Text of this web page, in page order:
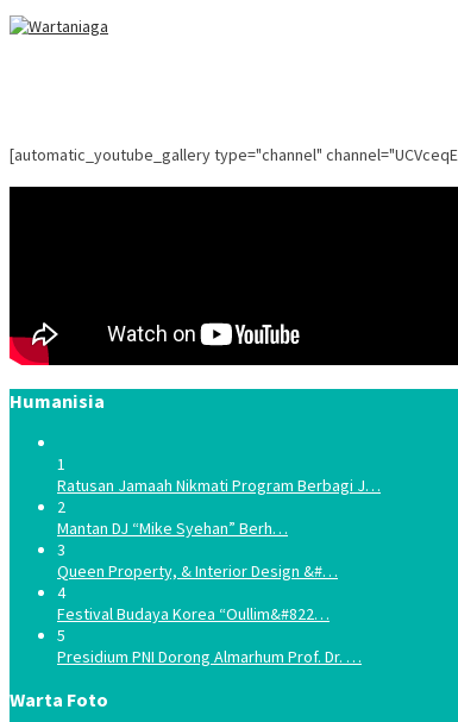
[automatic_youtube_gallery type="channel"
Humanisia
1
Ratusan Jamaah Nikmati Program Berbagi J…
2
Mantan DJ “Mike Syehan” Berh…
3
Queen Property, & Interior Design &#…
4
Festival Budaya Korea “Oullim&#822…
5
Presidium PNI Dorong Almarhum Prof. Dr. …
Warta Foto